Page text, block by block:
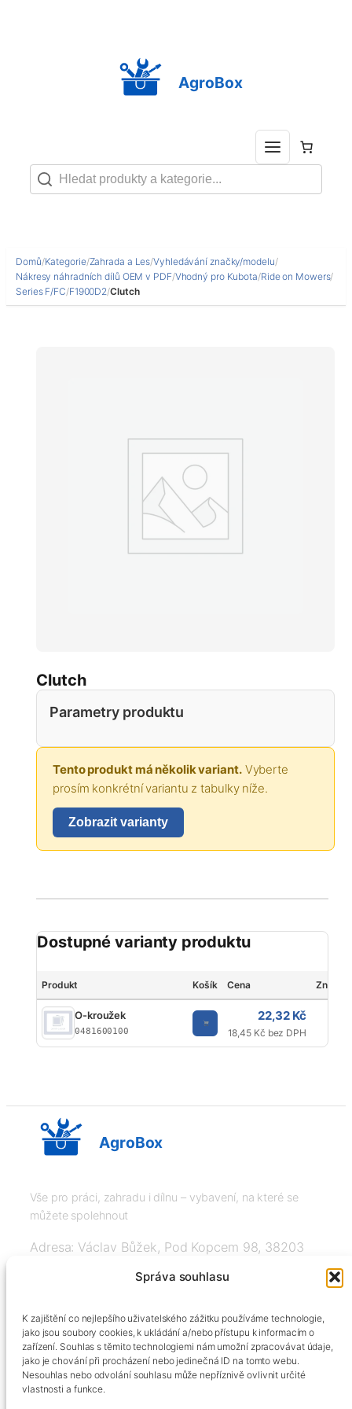
Správa souhlasu
K zajištění co nejlepšího uživatelského zážitku používáme technologie,
jako jsou soubory cookies, k ukládání a/nebo přístupu k informacím o
zařízení. Souhlas s těmito technologiemi nám umožní zpracovávat údaje,
jako je chování při procházení nebo jedinečná ID na tomto webu.
Nesouhlas nebo odvolání souhlasu může nepříznivě ovlivnit určité
vlastnosti a funkce.
AgroBox
Domů/Kategorie/Zahrada a Les/Vyhledávání značky/modelu/
Nákresy náhradních dílů OEM v PDF/Vhodný pro Kubota/Ride on Mowers/
Series F/FC/F1900D2/Clutch
Clutch
Parametry produktu
Tento produkt má několik variant.Vyberte
prosím konkrétní variantu z tabulky níže.
Zobrazit varianty
Dostupné varianty produktu
Produkt Košík Cena Značka
O-kroužek
0481600100
22,32 Kč
18,45 Kč bez DPH
AgroBox
Vše pro práci, zahradu i dílnu – vybavení, na které se
můžete spolehnout
Adresa: Václav Bůžek, Pod Kopcem 98, 38203
+420606334248, info@agrobox.cz